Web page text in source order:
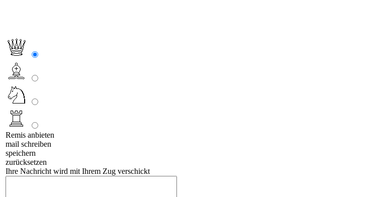
Remis anbieten
mail schreiben
speichern
zurücksetzen
Ihre Nachricht wird mit Ihrem Zug verschickt